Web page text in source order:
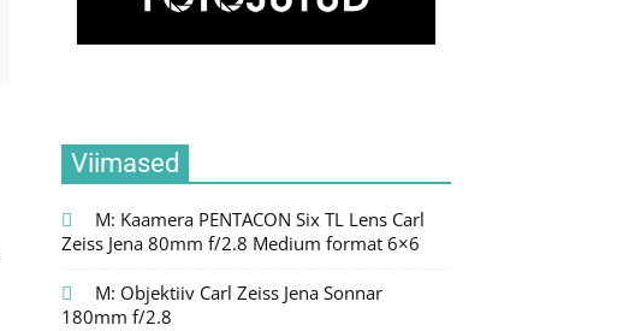
Viimased
M: Kaamera PENTACON Six TL Lens Carl
Zeiss Jena 80mm f/2.8 Medium format 6×6
M: Objektiiv Carl Zeiss Jena Sonnar
180mm f/2.8